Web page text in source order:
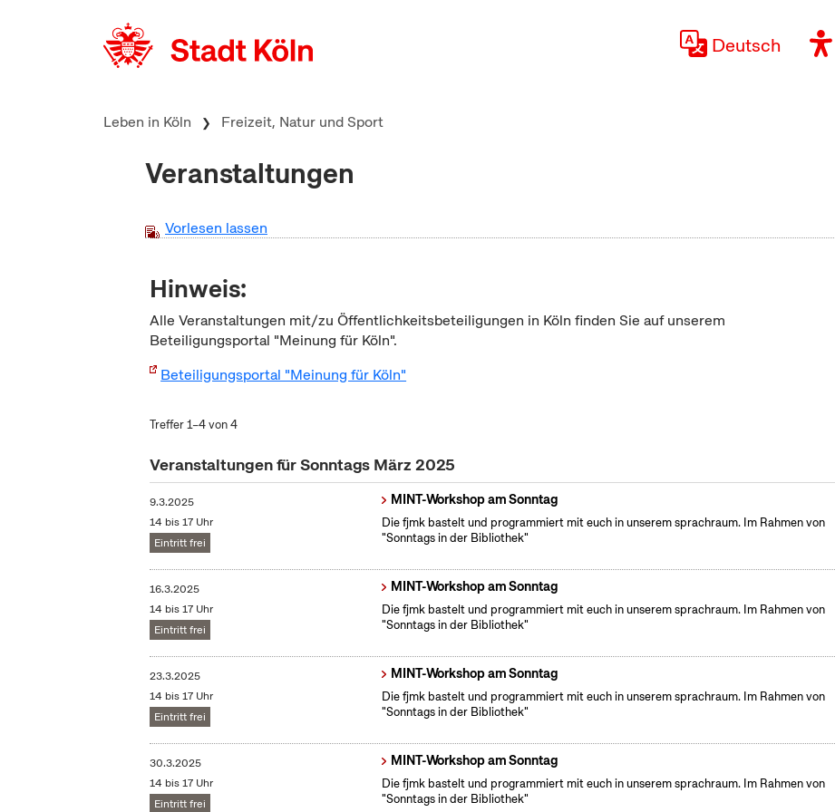
Deutsch
Leben in Köln Freizeit, Natur und Sport
Veranstaltungen
Vorlesen lassen
Hinweis:
Alle Veranstaltungen mit/zu Öffentlichkeitsbeteiligungen in Köln finden Sie auf unserem
Beteiligungsportal "Meinung für Köln".
Beteiligungsportal "Meinung für Köln"
Treffer 1–4 von 4
Veranstaltungen für Sonntags März 2025
9.3.2025
14 bis 17 Uhr
Eintritt frei
MINT-Workshop am Sonntag
Die fjmk bastelt und programmiert mit euch in unserem sprachraum. Im Rahmen von
"Sonntags in der Bibliothek"
16.3.2025
14 bis 17 Uhr
Eintritt frei
MINT-Workshop am Sonntag
Die fjmk bastelt und programmiert mit euch in unserem sprachraum. Im Rahmen von
"Sonntags in der Bibliothek"
23.3.2025
14 bis 17 Uhr
Eintritt frei
MINT-Workshop am Sonntag
Die fjmk bastelt und programmiert mit euch in unserem sprachraum. Im Rahmen von
"Sonntags in der Bibliothek"
30.3.2025
14 bis 17 Uhr
Eintritt frei
MINT-Workshop am Sonntag
Die fjmk bastelt und programmiert mit euch in unserem sprachraum. Im Rahmen von
"Sonntags in der Bibliothek"